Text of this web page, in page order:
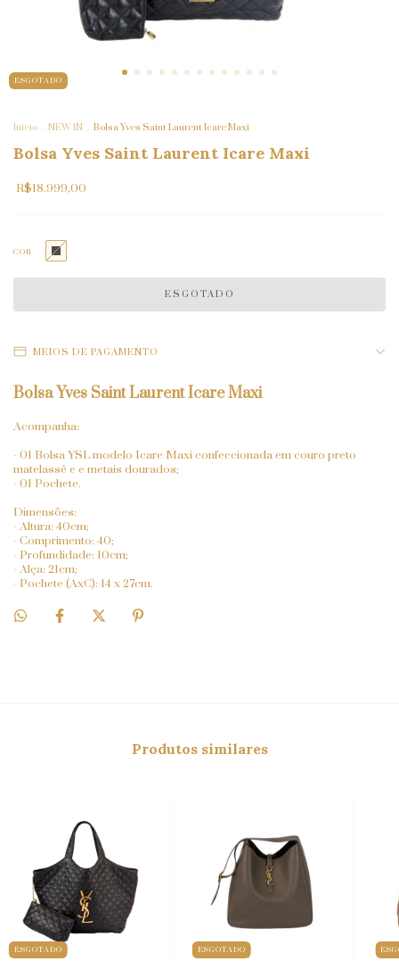
ESGOTADO
Início . NEW IN . Bolsa Yves Saint Laurent Icare Maxi
Bolsa Yves Saint Laurent Icare Maxi
R$18.999,00
COR
MEIOS DE PAGAMENTO
Bolsa Yves Saint Laurent Icare Maxi
Acompanha:
- 01 Bolsa YSL modelo Icare Maxi confeccionada em couro preto
matelassê e e metais dourados;
- 01 Pochete.
Dimensões:
- Altura: 40cm;
- Comprimento: 40;
- Profundidade: 10cm;
- Alça: 21cm;
- Pochete (AxC): 14 x 27cm.
Produtos similares
ESGOTADO ESGOTADO